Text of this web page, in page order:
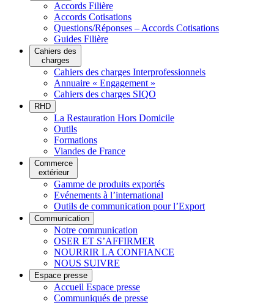
Accords Filière
Accords Cotisations
Questions/Réponses – Accords Cotisations
Guides Filière
Cahiers des
charges
Cahiers des charges Interprofessionnels
Annuaire « Engagement »
Cahiers des charges SIQO
RHD
La Restauration Hors Domicile
Outils
Formations
Viandes de France
Commerce
extérieur
Gamme de produits exportés
Evénements à l’international
Outils de communication pour l’Export
Communication
Notre communication
OSER ET S’AFFIRMER
NOURRIR LA CONFIANCE
NOUS SUIVRE
Espace presse
Accueil Espace presse
Communiqués de presse